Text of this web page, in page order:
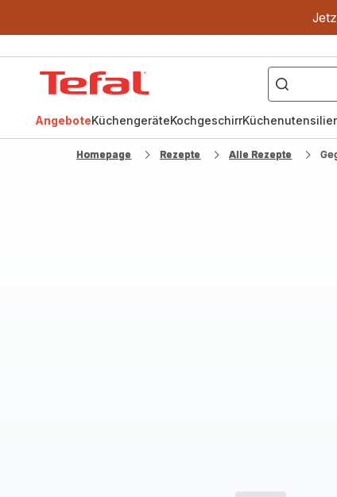
["OptiGrill","Easy
Fry","Pfanne"]
AngeboteKüchengeräteKochgeschirr
Homepage Rezepte Alle Rezepte